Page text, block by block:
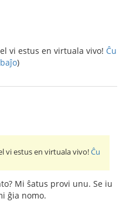
vi estus en virtuala vivo! Ĉu
)
vi estus en virtuala vivo!Ĉu
Mi ŝatus provi unu. Se iu
ĝia nomo.